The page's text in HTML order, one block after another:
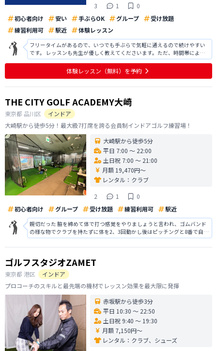
3
1
0
初心者向け
安い 手ぶらOK グループ
受け放題
練習利用可
駅近 体験レッスン
フリータイムがあるので、いつでも手ぶらで気軽に通えるので続けやすい
です。 レッスンも先生が優しく教えてくださいます。ただ、時間帯によっ
てすぐに予約が埋まってしまいます。 レッスンで学んだことを、フリータ
イムで自主練できるのがうれしいです。 駅から近いので、仕事場やご自宅
が近い方は特に便利だと思います
体験レッスン （無料） を予約
THE CITY GOLF ACADEMY大崎
東京都 品川区
インドア
大崎駅から徒歩5分！最大級7打席を誇る会員制インドアゴルフ練習場！
大崎駅から徒歩5分
平日 7:00 〜 22:00
土日祝 7:00 〜 21:00
月額 19,470円〜
レンタル： クラブ
2
1
0
初心者向け
グループ 受け放題 練習利用可 駅近
親切だった 脇を締めて体で打つ感覚をやりましょうと言われ、ゴムバンド
の様な物でクラブを持たずに体を2、3回動かし後はピッチングと8番で自由
にフルスイング。 周りの方と一緒はたまたま初めてだったのですが、その
方達も自由に好きなクラブでフルスイング。 正直私含め全員があちこちに
ゴルフスタジオZAMET
東京都 港区
インドア
プロコーチのスキルと最先端の機材でレッスン効果を最大限に発揮
赤坂駅から徒歩3分
平日 10:30 〜 22:50
土日祝 9:40 〜 19:30
月額 7,150円〜
レンタル： クラブ、シューズ